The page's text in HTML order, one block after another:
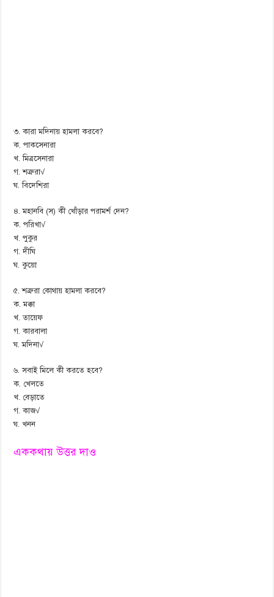
৩. কারা মদিনায় হামলা করবে?
ক. পাকসেনারা
খ. মিত্রসেনারা
গ. শত্রুরা√
ঘ. বিদেশিরা
৪. মহানবি (স) কী খোঁড়ার পরামর্শ দেন?
ক. পরিখা√
খ. পুকুর
গ. দীঘি
ঘ. কুয়ো
৫. শত্রুরা কোথায় হামলা করবে?
ক. মক্কা
খ. তায়েফ
গ. কারবালা
ঘ. মদিনা√
৬. সবাই মিলে কী করতে হবে?
ক. খেলতে
খ. বেড়াতে
গ. কাজ√
ঘ. খনন
এককথায় উত্তর দাও